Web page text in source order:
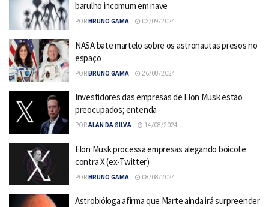
barulho incomum em nave
POR BRUNO GAMA 03/09/2024
NASA bate martelo sobre os astronautas presos no
espaço
POR BRUNO GAMA 26/08/2024
Investidores das empresas de Elon Musk estão
preocupados; entenda
PORALAN DA SILVA 14/08/2024
Elon Musk processa empresas alegando boicote
contra X (ex-Twitter)
POR BRUNO GAMA 08/08/2024
Astrobióloga afirma que Marte ainda irá surpreender